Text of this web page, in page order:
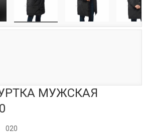
МУЖСКАЯ
020